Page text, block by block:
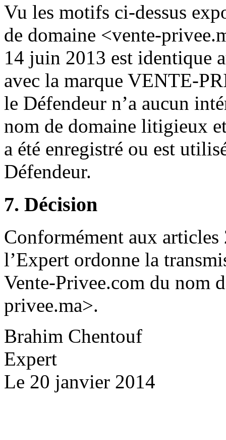
Vu les motifs ci-dessus
de domaine <vente-
14 juin 2013 est identique
avec la marque VENTE-
le Défendeur n’a aucun
nom de domaine litigieux
a été enregistré ou est
Défendeur.
7. Décision
Conformément aux
l’Expert ordonne la
Vente-Privee.com du nom
privee.ma>.
Brahim Chentouf
Expert
Le 20 janvier 2014